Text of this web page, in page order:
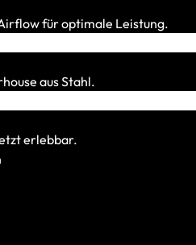
für optimale Leistung.
aus Stahl.
erlebbar.